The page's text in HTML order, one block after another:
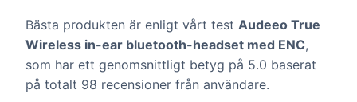
Bästa produkten är enligt vårt test Audeeo True
Wireless in-ear bluetooth-headset med ENC,
som har ett genomsnittligt betyg på 5.0 baserat
på totalt 98 recensioner från användare.